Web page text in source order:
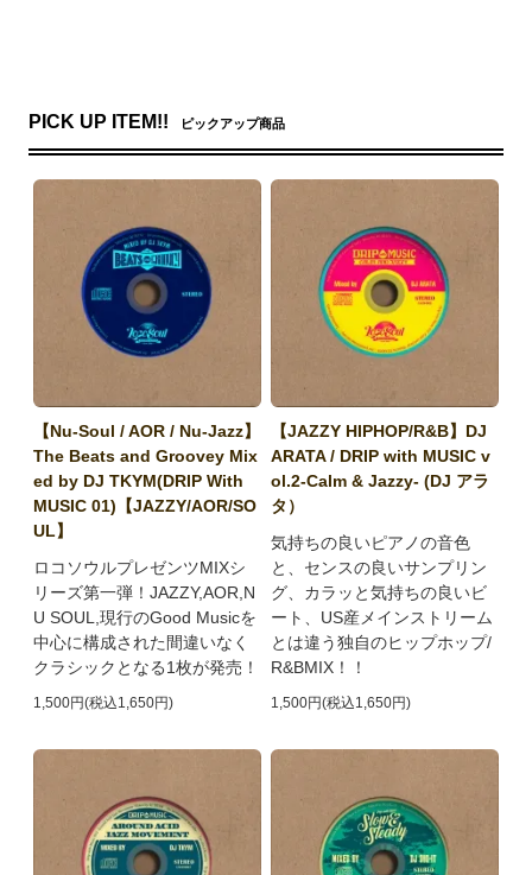
PICK UP ITEM!! ピックアップ商品
【Nu-Soul / AOR / Nu-Jazz】
The Beats and Groovey Mix
ed by DJ TKYM(DRIP With
MUSIC 01)【JAZZY/AOR/SO
UL】
ロコソウルプレゼンツMIXシ
リーズ第一弾！JAZZY,AOR,N
U SOUL,現行のGood Musicを
中心に構成された間違いなく
クラシックとなる1枚が発売！
1,500円(税込1,650円)
【JAZZY HIPHOP/R&B】DJ
ARATA / DRIP with MUSIC v
ol.2-Calm & Jazzy- (DJ アラ
タ）
気持ちの良いピアノの音色
と、センスの良いサンプリン
グ、カラッと気持ちの良いビ
ート、US産メインストリーム
とは違う独自のヒップホップ/
R&BMIX！！
1,500円(税込1,650円)